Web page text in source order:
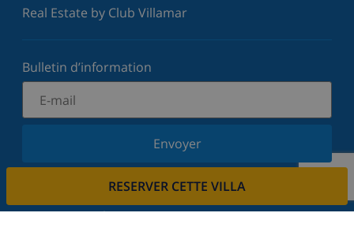
RESERVER CETTE VILLA
Real Estate by Club Villamar
Bulletin d’information
Envoyer
Inscrivez-vous à notre newsletter et restez informé
votre vie privée.